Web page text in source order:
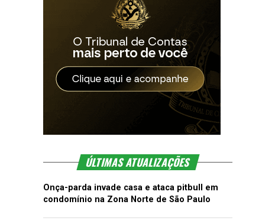
ÚLTIMAS ATUALIZAÇÕES
Onça-parda invade casa e ataca pitbull em
condomínio na Zona Norte de São Paulo